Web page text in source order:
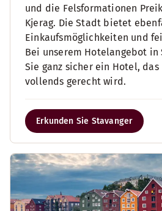
und die Felsformationen
Kjerag. Die Stadt bietet
Einkaufsmöglichkeiten und
Bei unserem Hotelangebot in
Sie ganz sicher ein Hotel,
vollends gerecht wird.
Erkunden Sie Stavanger